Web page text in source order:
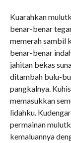
Kuarahkan
benar-benar
memerah sambil
benar-benar
jahitan bekas
ditambah bulu-
pangkalnya.
memasukkan
lidahku.
permainan
kemaluannya